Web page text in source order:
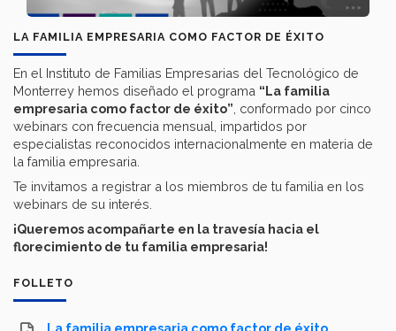
LA FAMILIA EMPRESARIA COMO FACTOR DE ÉXITO
En el Instituto de Familias Empresarias del Tecnológico de
Monterrey hemos diseñado el programa “La familia
empresaria como factor de éxito” , conformado por cinco
webinars con frecuencia mensual, impartidos por
especialistas reconocidos internacionalmente en materia de
la familia empresaria.
Te invitamos a registrar a los miembros de tu familia en los
webinars de su interés.
¡Queremos acompañarte en la travesía hacia el
florecimiento de tu familia empresaria!
FOLLETO
La familia empresaria como factor de éxito